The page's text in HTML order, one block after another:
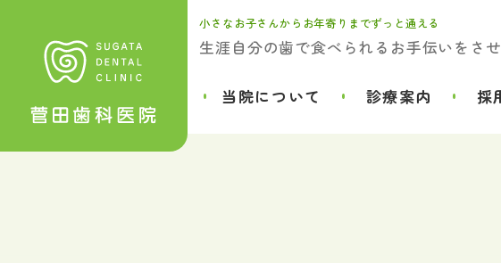
小さなお子さんからお年寄りまでずっと通える
生涯自分の歯で食べられるお手伝いをさせ
当院について 診療案内 採